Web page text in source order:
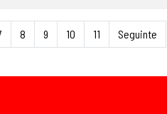
8 9 10 11 Seguinte